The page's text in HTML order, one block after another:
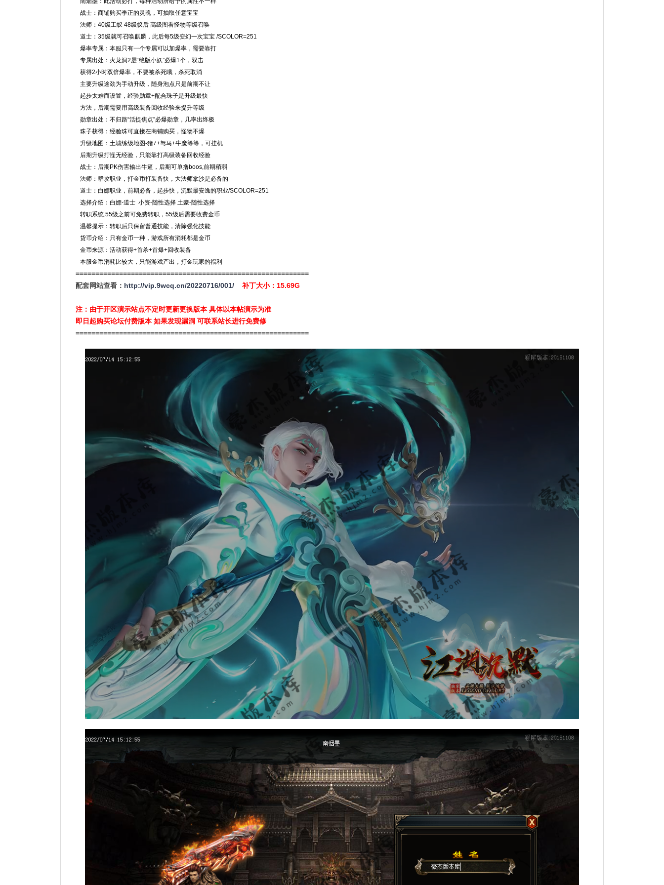
战士：商铺购买季正的灵魂，可抽取任意宝宝
法师：40级工蚁 48级蚁后 高级图看怪物等级召唤
道士：35级就可召唤麒麟，此后每5级变幻一次宝宝 /SCOLOR=251
爆率专属：本服只有一个专属可以加爆率，需要靠打
专属出处：火龙洞2层“绝版小妖”必爆1个，双击
获得2小时双倍爆率，不要被杀死哦，杀死取消
主要升级途劲为手动升级，随身泡点只是前期不让
起步太难而设置，经验勋章+配合珠子是升级最快
方法，后期需要用高级装备回收经验来提升等级
勋章出处：不归路“活捉焦点”必爆勋章，几率出终极
珠子获得：经验珠可直接在商铺购买，怪物不爆
升级地图：土城练级地图-猪7+驽马+牛魔等等，可挂机
后期升级打怪无经验，只能靠打高级装备回收经验
战士：后期PK伤害输出牛逼，后期可单撸boos,前期稍弱
法师：群攻职业，打金币打装备快，大法师拿沙是必备的
道士：白嫖职业，前期必备，起步快，沉默最安逸的职业/SCOLOR=251
选择介绍：白嫖-道士 小资-随性选择 土豪-随性选择
转职系统.55级之前可免费转职，55级后需要收费金币
温馨提示：转职后只保留普通技能，清除强化技能
货币介绍：只有金币一种，游戏所有消耗都是金币
金币来源：活动获得+首杀+首爆+回收装备
本服金币消耗比较大，只能游戏产出，打金玩家的福利
===========================================================
配套网站查看： http://vip.9wcq.cn/20220716/001/ 补丁大小：15.69G
注：由于开区演示站点不定时更新更换版本 具体以本帖演示为准
即日起购买论坛付费版本 如果发现漏洞 可联系站长进行免费修
===========================================================